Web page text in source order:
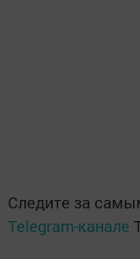
Следите за
Telegram-канале